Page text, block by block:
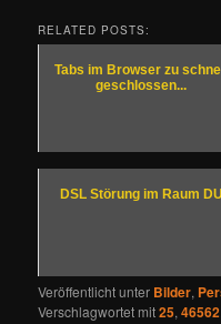
RELATED POSTS:
Tabs im Browser zu
geschlossen...
DSL Störung im Raum DU
Veröffentlicht unter Bilder,
Verschlagwortet mit25,46562